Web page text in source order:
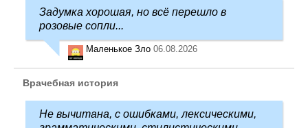
Задумка хорошая, но всё перешло в
розовые сопли...
Маленькое Зло 06.08.2026
Врачебная история
Не вычитана, с ошибками, лексическими,